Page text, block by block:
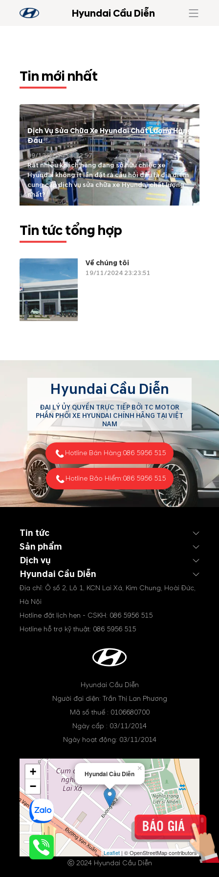
Hyundai Cầu Diễn
Tin mới nhất
Dịch Vụ Sửa Chữa Xe Hyundai Chất Lượng Hàng
Đầu
09/12/2024 11:12:57
Rất nhiều khách hàng đang sở hữu chiếc xe
Hyundai không ít lần đặt ra câu hỏi đâu là địa điểm
cung cấp dịch vụ sửa chữa xe Hyundai chất lượng
nhất?
Tin tức tổng hợp
Về chúng tôi
19/11/2024 23:23:51
Hyundai Cầu Diễn
ĐẠI LÝ ỦY QUYỀN TRỰC TIẾP BỞI TC MOTOR
PHÂN PHỐI XE HYUNDAI CHÍNH HÃNG TẠI VIỆT
NAM
Hotline Bán Hàng:086 5956 515
Hotline Bảo Hiểm:086 5956 515
Tin tức
Sản phẩm
Dịch vụ
Hyundai Cầu Diễn
Địa chỉ: Ô số 2, Lô 1, KCN Lai Xá, Kim Chung, Hoài Đức,
Hà Nội
Hotline đặt lịch hẹn - CSKH: 086 5956 515
Hotline hỗ trợ kỹ thuật: 086 5956 515
Hyundai Cầu Diễn
Người đại diện: Trần Thị Lan Phương
Mã số thuế : 0106680700
Ngày cấp : 03/11/2014
Ngày hoạt động: 03/11/2014
Hyundai Cầu Diễn
×
+
−
Leaflet | © OpenStreetMap contributors
ⓒ 2024 Hyundai Cầu Diễn